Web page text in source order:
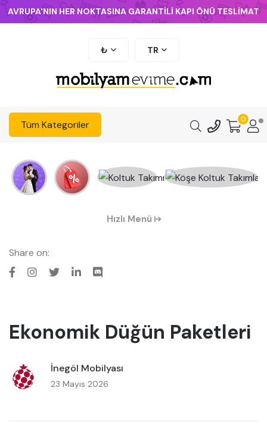
AVRUPA'NIN HER NOKTASINA GARANTİLİ KAPI ÖNÜ TESLİMAT
₺ TR
Tüm Kategoriler 0
Hızlı Menü
Share on:
Ekonomik Düğün Paketleri
İnegöl Mobilyası
23 Mayıs 2026